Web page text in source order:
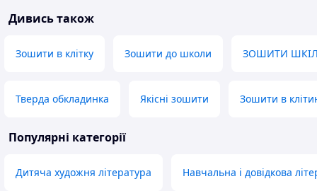
Дивись також
Зошити в клітку Зошити до школи ЗОШИТИ
Тверда обкладинка Якісні зошити Зошити в
Популярні категорії
Дитяча художня література Навчальна і довідкова